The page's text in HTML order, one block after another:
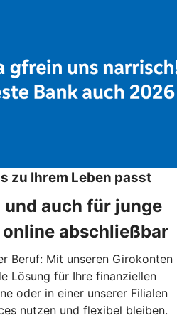
zu Ihrem Leben passt
auch für junge
abschließbar
Beruf: Mit unseren Girokonten
Lösung für Ihre finanziellen
oder in einer unserer Filialen
nutzen und flexibel bleiben.